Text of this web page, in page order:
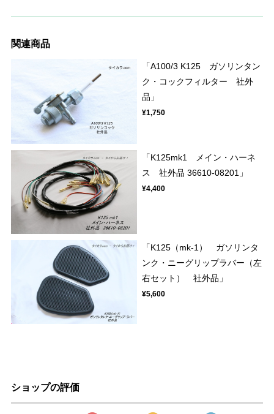
関連商品
「A100/3 K125 ガソリンタン
ク・コックフィルター 社外
品」
¥1,750
「K125mk1 メイン・ハーネ
ス 社外品 36610-08201」
¥4,400
「K125（mk-1） ガソリンタ
ンク・ニーグリップラバー（左
右セット） 社外品」
¥5,600
ショップの評価